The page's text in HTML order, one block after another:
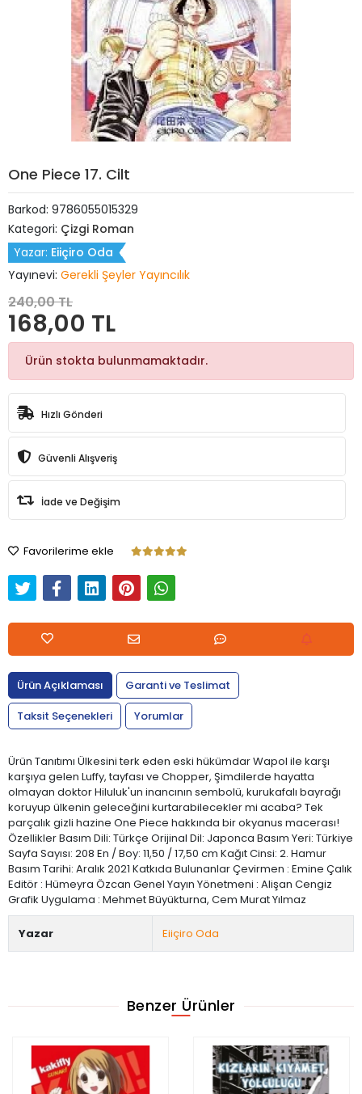
One Piece 17. Cilt
Barkod: 9786055015329
Kategori: Çizgi Roman
Yazar: Eiiçiro Oda
Yayınevi: Gerekli Şeyler Yayıncılık
240,00 TL
168,00 TL
Ürün stokta bulunmamaktadır.
Hızlı Gönderi
Güvenli Alışveriş
İade ve Değişim
Favorilerime ekle
Ürün Açıklaması
Garanti ve Teslimat
Taksit Seçenekleri
Yorumlar
Ürün Tanıtımı Ülkesini terk eden eski hükümdar Wapol ile karşı
karşıya gelen Luffy, tayfası ve Chopper, Şimdilerde hayatta
olmayan doktor Hiluluk'un inancının sembolü, kurukafalı bayrağı
koruyup ülkenin geleceğini kurtarabilecekler mi acaba? Tek
parçalık gizli hazine One Piece hakkında bir okyanus macerası!
Özellikler Basım Dili: Türkçe Orijinal Dil: Japonca Basım Yeri: Türkiye
Sayfa Sayısı: 208 En / Boy: 11,50 / 17,50 cm Kağıt Cinsi: 2. Hamur
Basım Tarihi: Aralık 2021 Katkıda Bulunanlar Çevirmen : Emine Çalık
Editör : Hümeyra Özcan Genel Yayın Yönetmeni : Alişan Cengiz
Grafik Uygulama : Mehmet Büyükturna, Cem Murat Yılmaz
Yazar Eiiçiro Oda
Benzer Ürünler